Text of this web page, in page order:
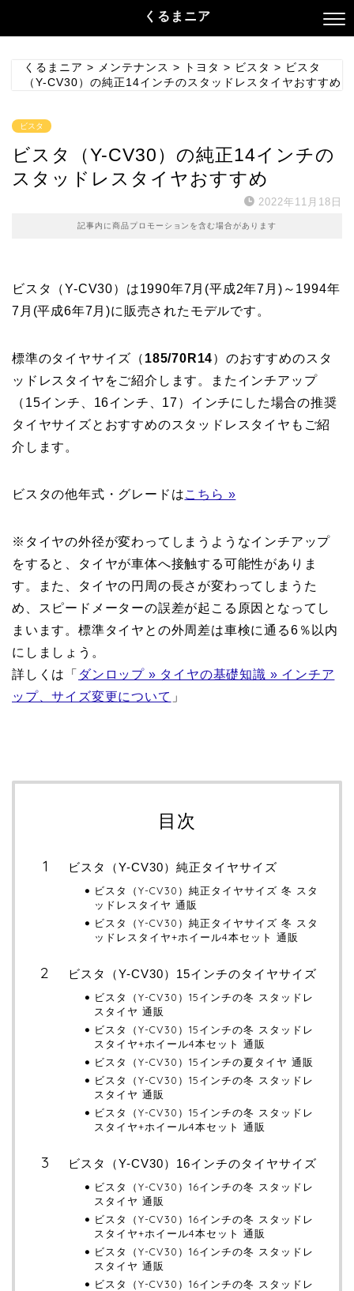
くるまニア
くるまニア > メンテナンス > トヨタ > ビスタ > ビスタ
（Y-CV30）の純正14インチのスタッドレスタイヤおすすめ
ビスタ
ビスタ（Y-CV30）の純正14インチの
スタッドレスタイヤおすすめ
2022年11月18日
記事内に商品プロモーションを含む場合があります
ビスタ（Y-CV30）は1990年7月(平成2年7月)～1994年
7月(平成6年7月)に販売されたモデルです。
標準のタイヤサイズ（ 185/70R14）のおすすめのスタ
ッドレスタイヤをご紹介します。またインチアップ
（15インチ、16インチ、17）インチにした場合の推奨
タイヤサイズとおすすめのスタッドレスタイヤもご紹
介します。
ビスタの他年式・グレードはこちら »
※タイヤの外径が変わってしまうようなインチアップ
をすると、タイヤが車体へ接触する可能性がありま
す。また、タイヤの円周の長さが変わってしまうた
め、スピードメーターの誤差が起こる原因となってし
まいます。標準タイヤとの外周差は車検に通る6％以内
にしましょう。
詳しくは「 ダンロップ » タイヤの基礎知識 » インチア
ップ、サイズ変更について 」
目次
ビスタ（Y-CV30）純正タイヤサイズ
ビスタ（Y-CV30）純正タイヤサイズ 冬 スタ
ッドレスタイヤ 通販
ビスタ（Y-CV30）純正タイヤサイズ 冬 スタ
ッドレスタイヤ+ホイール4本セット 通販
ビスタ（Y-CV30）15インチのタイヤサイズ
ビスタ（Y-CV30）15インチの冬 スタッドレ
スタイヤ 通販
ビスタ（Y-CV30）15インチの冬 スタッドレ
スタイヤ+ホイール4本セット 通販
ビスタ（Y-CV30）15インチの夏タイヤ 通販
ビスタ（Y-CV30）15インチの冬 スタッドレ
スタイヤ 通販
ビスタ（Y-CV30）15インチの冬 スタッドレ
スタイヤ+ホイール4本セット 通販
ビスタ（Y-CV30）16インチのタイヤサイズ
ビスタ（Y-CV30）16インチの冬 スタッドレ
スタイヤ 通販
ビスタ（Y-CV30）16インチの冬 スタッドレ
スタイヤ+ホイール4本セット 通販
ビスタ（Y-CV30）16インチの冬 スタッドレ
スタイヤ 通販
ビスタ（Y-CV30）16インチの冬 スタッドレ